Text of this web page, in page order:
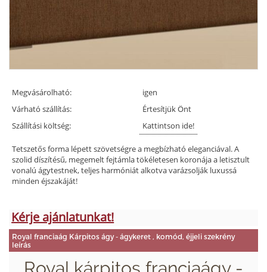
Megvásárolható:
igen
Várható szállítás:
Értesítjük Önt
Szállítási költség:
Kattintson ide!
Tetszetős forma lépett szövetségre a megbízható eleganciával. A
szolid díszítésű, megemelt fejtámla tökéletesen koronája a letisztult
vonalú ágytestnek, teljes harmóniát alkotva varázsolják luxussá
minden éjszakáját!
Kérje ajánlatunkat!
Royal franciaág Kárpitos ágy - ágykeret , komód, éjjeli szekrény
leírás